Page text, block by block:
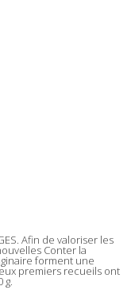
Afin de valoriser les
Conter la
forment une
premiers recueils ont
g.